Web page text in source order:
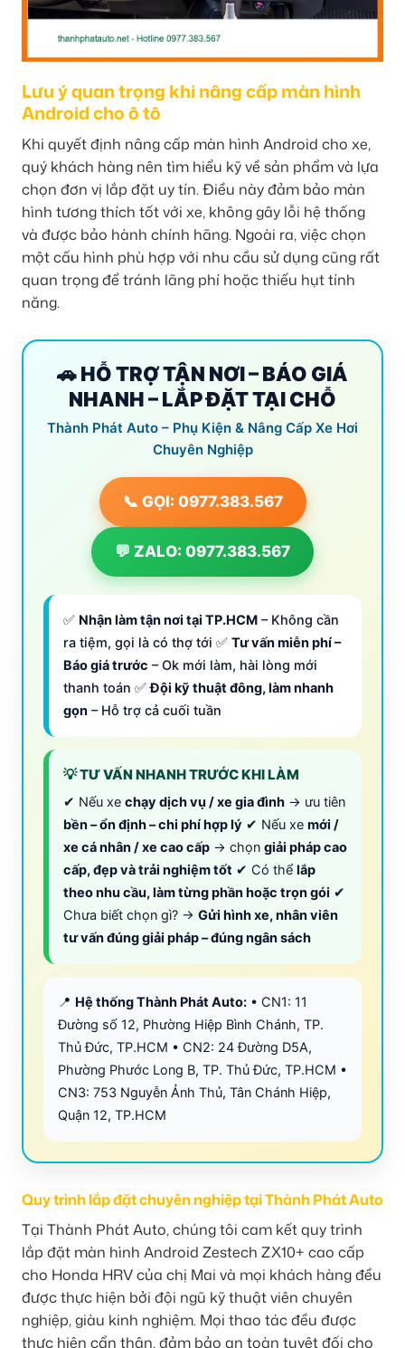
Lưu ý quan trọng khi nâng cấp màn hình
Android cho ô tô
Khi quyết định nâng cấp màn hình Android cho xe,
quý khách hàng nên tìm hiểu kỹ về sản phẩm và lựa
chọn đơn vị lắp đặt uy tín. Điều này đảm bảo màn
hình tương thích tốt với xe, không gây lỗi hệ thống
và được bảo hành chính hãng. Ngoài ra, việc chọn
một cấu hình phù hợp với nhu cầu sử dụng cũng rất
quan trọng để tránh lãng phí hoặc thiếu hụt tính
năng.
🚗 HỖ TRỢ TẬN NƠI – BÁO GIÁ
NHANH – LẮP ĐẶT TẠI CHỖ
Thành Phát Auto – Phụ Kiện & Nâng Cấp Xe Hơi
Chuyên Nghiệp
📞 GỌI: 0977.383.567
💬 ZALO: 0977.383.567
✅ Nhận làm tận nơi tại TP.HCM – Không cần
ra tiệm, gọi là có thợ tới ✅ Tư vấn miễn phí –
Báo giá trước – Ok mới làm, hài lòng mới
thanh toán ✅Đội kỹ thuật đông, làm nhanh
gọn – Hỗ trợ cả cuối tuần
💡 TƯ VẤN NHANH TRƯỚC KHI LÀM
✔ Nếu xe chạy dịch vụ / xe gia đình → ưu tiên
bền – ổn định – chi phí hợp lý ✔ Nếu xe mới /
xe cá nhân / xe cao cấp → chọn giải pháp cao
cấp, đẹp và trải nghiệm tốt ✔ Có thể lắp
theo nhu cầu, làm từng phần hoặc trọn gói ✔
Chưa biết chọn gì? → Gửi hình xe, nhân viên
tư vấn đúng giải pháp – đúng ngân sách
📍 Hệ thống Thành Phát Auto: • CN1: 11
Đường số 12, Phường Hiệp Bình Chánh, TP.
Thủ Đức, TP.HCM • CN2: 24 Đường D5A,
Phường Phước Long B, TP. Thủ Đức, TP.HCM •
CN3: 753 Nguyễn Ảnh Thủ, Tân Chánh Hiệp,
Quận 12, TP.HCM
Quy trình lắp đặt chuyên nghiệp tại Thành Phát Auto
Tại Thành Phát Auto, chúng tôi cam kết quy trình
lắp đặt màn hình Android Zestech ZX10+ cao cấp
cho Honda HRV của chị Mai và mọi khách hàng đều
được thực hiện bởi đội ngũ kỹ thuật viên chuyên
nghiệp, giàu kinh nghiệm. Mọi thao tác đều được
thực hiện cẩn thận, đảm bảo an toàn tuyệt đối cho